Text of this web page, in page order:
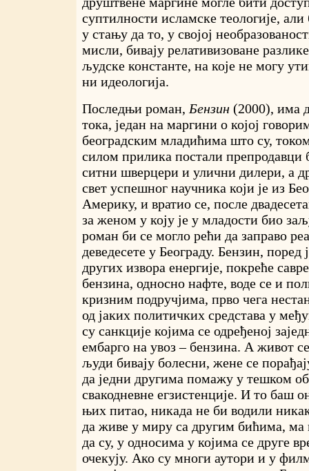
суптилности исламске теологије,
у стању да то, у својој
мисли, бивају релативизоване
људске константе, на које не могу
ни идеологија.
Последњи роман, Бензин (2000), има
тока, један на маргини о којој
београдским младићима што су,
силом прилика постали препродавци
ситни шверцери и улични дилери, а
свет успешног научника који је из
Америку, и вратио се, после
за женом у коју је у младости био
роман би се могло рећи да заправо
деведесете у Београду. Бензин, поред
других извора енергије, покреће
бензина, односно нафте, воде се и
кризним подручјима, прво чега
од јаких политичких средстава у
су санкције којима се одређеној
ембарго на увоз – бензина. А живот
људи бивају болесни, жене се
да једни другима помажу у тешком
свакодневне егзистенције. И то баш
њих питао, никада не би водили
да живе у миру са другим бићима, ма
да су, у односима у којима се друге
очекују. Ако су многи аутори и у